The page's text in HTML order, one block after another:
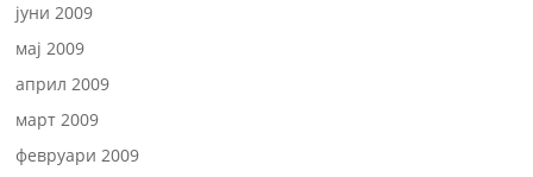
јуни 2009
мај 2009
април 2009
март 2009
февруари 2009